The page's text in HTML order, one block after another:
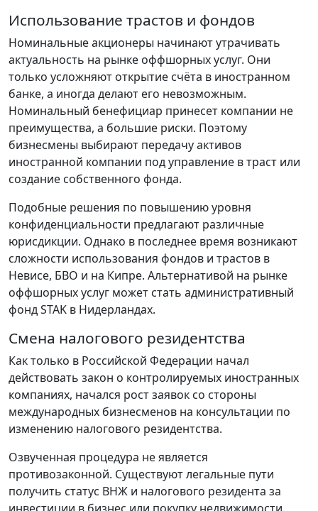
Использование трастов и фондов
Номинальные акционеры начинают утрачивать
актуальность на рынке оффшорных услуг. Они
только усложняют открытие счёта в иностранном
банке, а иногда делают его невозможным.
Номинальный бенефициар принесет компании не
преимущества, а большие риски. Поэтому
бизнесмены выбирают передачу активов
иностранной компании под управление в траст или
создание собственного фонда.
Подобные решения по повышению уровня
конфиденциальности предлагают различные
юрисдикции. Однако в последнее время возникают
сложности использования фондов и трастов в
Невисе, БВО и на Кипре. Альтернативой на рынке
оффшорных услуг может стать административный
фонд STAK в Нидерландах.
Смена налогового резидентства
Как только в Российской Федерации начал
действовать закон о контролируемых иностранных
компаниях, начался рост заявок со стороны
международных бизнесменов на консультации по
изменению налогового резидентства.
Озвученная процедура не является
противозаконной. Существуют легальные пути
получить статус ВНЖ и налогового резидента за